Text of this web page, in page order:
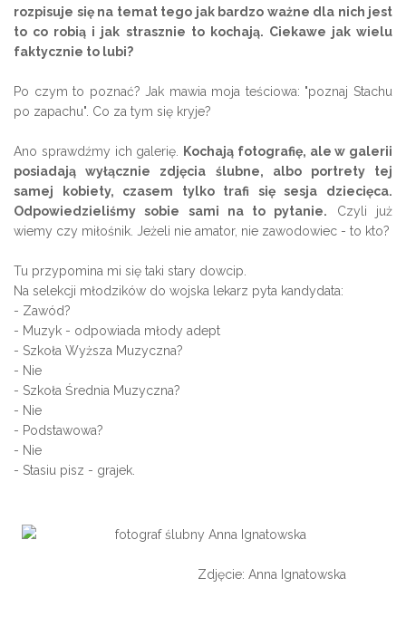
rozpisuje się na temat tego jak bardzo ważne dla nich jest
to co robią i jak strasznie to kochają. Ciekawe jak wielu
faktycznie to lubi?
Po czym to poznać? Jak mawia moja teściowa: "poznaj Stachu
po zapachu". Co za tym się kryje?
Ano sprawdźmy ich galerię.
Kochają fotografię, ale w galerii
posiadają wyłącznie zdjęcia ślubne, albo portrety tej
samej kobiety, czasem tylko trafi się sesja dziecięca.
Odpowiedzieliśmy sobie sami na to pytanie. Czyli już
wiemy czy miłośnik. Jeżeli nie amator, nie zawodowiec - to kto?
Tu przypomina mi się taki stary dowcip.
Na selekcji młodzików do wojska lekarz pyta kandydata:
- Zawód?
- Muzyk - odpowiada młody adept
- Szkoła Wyższa Muzyczna?
- Nie
- Szkoła Średnia Muzyczna?
- Nie
- Podstawowa?
- Nie
- Stasiu pisz - grajek.
Zdjęcie: Anna Ignatowska